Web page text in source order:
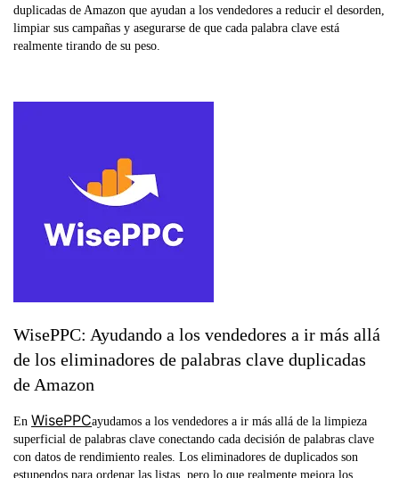
duplicadas de Amazon que ayudan a los vendedores a reducir el desorden,
limpiar sus campañas y asegurarse de que cada palabra clave está
realmente tirando de su peso.
WisePPC: Ayudando a los vendedores a ir más allá
de los eliminadores de palabras clave duplicadas
de Amazon
En WisePPCayudamos a los vendedores a ir más allá de la limpieza
superficial de palabras clave conectando cada decisión de palabras clave
con datos de rendimiento reales. Los eliminadores de duplicados son
estupendos para ordenar las listas, pero lo que realmente mejora los